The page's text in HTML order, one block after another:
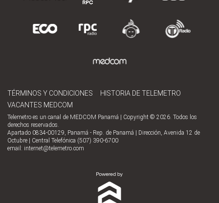
TÉRMINOS Y CONDICIONES
HISTORIA DE TELEMETRO
VACANTES MEDCOM
Telemetro es un canal de MEDCOM Panamá | Copyright © 2026. Todos los
derechos reservados.
Apartado 0834-00129, Panamá - Rep. de Panamá | Dirección, Avenida 12 de
Octubre | Central Telefónica (507) 390-6700
email: internet@telemetro.com